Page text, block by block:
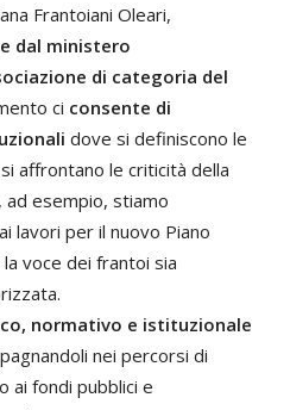
Frantoiani Oleari,
dal ministero
di categoria del
ci consente di
dove si definiscono le
affrontano le criticità della
esempio, stiamo
lavori per il nuovo Piano
voce dei frantoi sia
normativo e istituzionale
nei percorsi di
ai fondi pubblici e